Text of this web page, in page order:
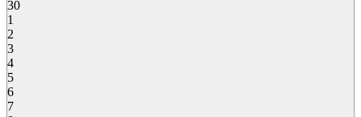
30
1
2
3
4
5
6
7